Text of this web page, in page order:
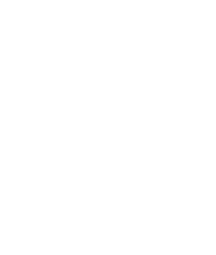
verndað af
að vista efni
það, fjölfalda og
er þó bundin
efnið sé sótt
höfundar getið
er það
Heimild